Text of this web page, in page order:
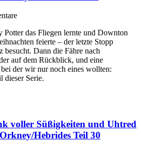
Potter das Fliegen lernte und Downton
feierte – der letzte Stopp
besucht. Dann die Fähre nach
auf dem Rückblick, und eine
der wir nur noch eines wollten:
dieser Serie.
voller Süßigkeiten und Uhtred
Hebrides Teil 30